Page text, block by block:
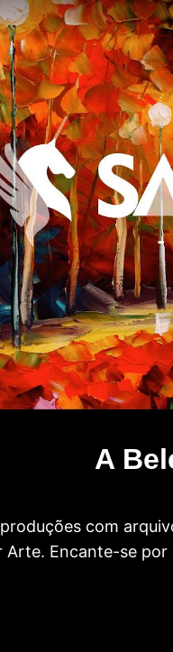
A
com
Encante-se